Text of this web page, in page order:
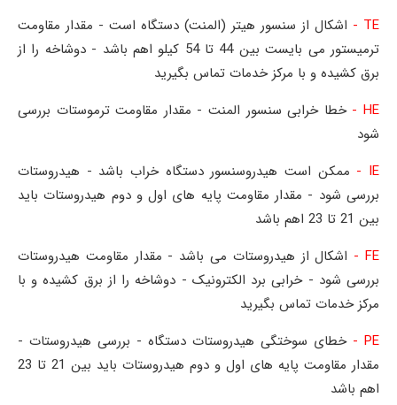
TE -
اشکال از سنسور هیتر (المنت) دستگاه است - مقدار مقاومت
ترمیستور می بایست بین 44 تا 54 کیلو اهم باشد - دوشاخه را از
برق کشیده و با مرکز خدمات تماس بگیرید
HE -
خطا خرابی سنسور المنت - مقدار مقاومت ترموستات بررسی
شود
IE -
ممکن است هیدروسنسور دستگاه خراب باشد - هیدروستات
بررسی شود - مقدار مقاومت پایه های اول و دوم هیدروستات باید
بین 21 تا 23 اهم باشد
FE -
اشکال از هیدروستات می باشد - مقدار مقاومت هیدروستات
بررسی شود - خرابی برد الکترونیک - دوشاخه را از برق کشیده و با
مرکز خدمات تماس بگیرید
PE -
خطای سوختگی هیدروستات دستگاه - بررسی هیدروستات -
مقدار مقاومت پایه های اول و دوم هیدروستات باید بین 21 تا 23
اهم باشد